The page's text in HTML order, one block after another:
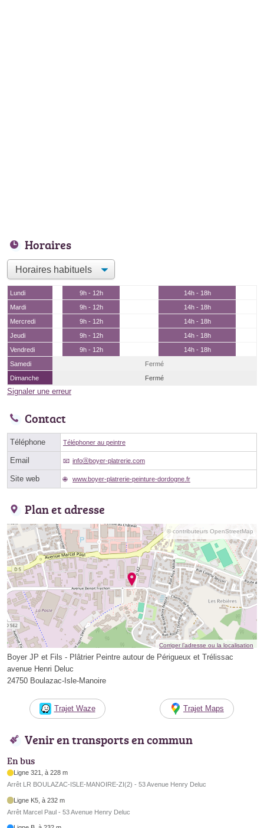
Horaires
Lundi 9h - 12h
14h - 18h
Mardi
9h - 12h
14h - 18h
Mercredi
9h - 12h
14h - 18h
Jeudi
9h - 12h
14h - 18h
Vendredi
9h - 12h
14h - 18h
Samedi
Fermé
Dimanche
Fermé
Signaler une erreur
Contact
Téléphone Téléphoner au peintre
Email infoⓐboyer-platrerie.com
Site web www.boyer-platrerie-peinture-dordogne.fr
Plan et adresse
© contributeurs OpenStreetMap
Corriger l’adresse ou la localisation
Boyer JP et Fils - Plâtrier Peintre autour de Périgueux et Trélissac
avenue Henri Deluc
24750 Boulazac-Isle-Manoire
Trajet Waze Trajet Maps
Venir en transports en commun
En bus
Ligne 321, à 228 m
Arrêt LR BOULAZAC-ISLE-MANOIRE-ZI(2) - 53 Avenue Henry Deluc
Ligne K5, à 232 m
Arrêt Marcel Paul - 53 Avenue Henry Deluc